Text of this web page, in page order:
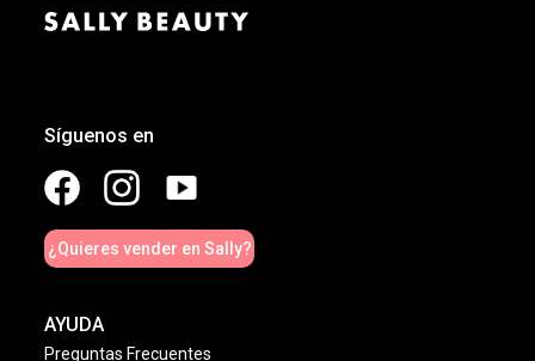
Síguenos en
¿Quieres vender en Sally?
AYUDA
Preguntas Frecuentes